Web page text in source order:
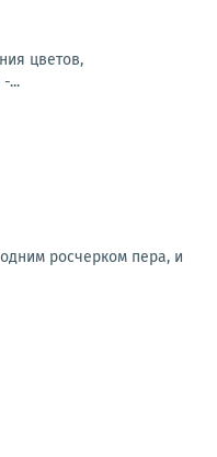
цветов,
...
росчерком пера, и